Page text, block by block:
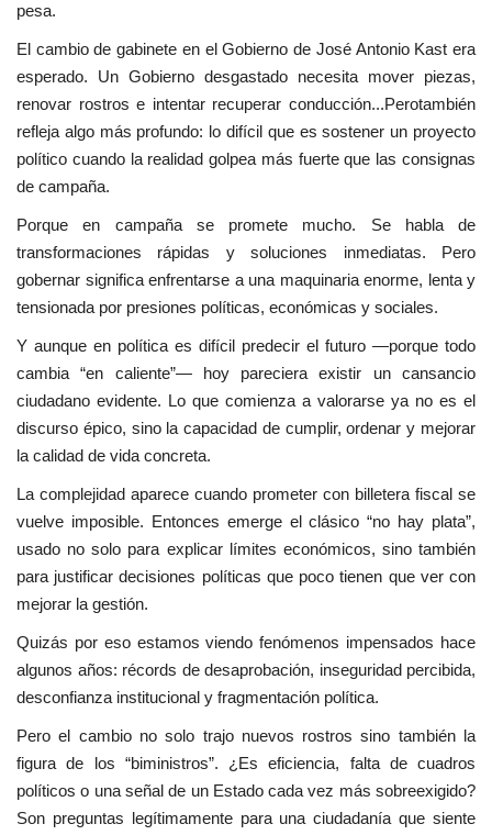
pesa.
El cambio de gabinete en el Gobierno de José Antonio Kast era
esperado. Un Gobierno desgastado necesita mover piezas,
renovar rostros e intentar recuperar conducción...Perotambién
refleja algo más profundo: lo difícil que es sostener un proyecto
político cuando la realidad golpea más fuerte que las consignas
de campaña.
Porque en campaña se promete mucho. Se habla de
transformaciones rápidas y soluciones inmediatas. Pero
gobernar significa enfrentarse a una maquinaria enorme, lenta y
tensionada por presiones políticas, económicas y sociales.
Y aunque en política es difícil predecir el futuro —porque todo
cambia “en caliente”— hoy pareciera existir un cansancio
ciudadano evidente. Lo que comienza a valorarse ya no es el
discurso épico, sino la capacidad de cumplir, ordenar y mejorar
la calidad de vida concreta.
La complejidad aparece cuando prometer con billetera fiscal se
vuelve imposible. Entonces emerge el clásico “no hay plata”,
usado no solo para explicar límites económicos, sino también
para justificar decisiones políticas que poco tienen que ver con
mejorar la gestión.
Quizás por eso estamos viendo fenómenos impensados hace
algunos años: récords de desaprobación, inseguridad percibida,
desconfianza institucional y fragmentación política.
Pero el cambio no solo trajo nuevos rostros sino también la
figura de los “biministros”. ¿Es eficiencia, falta de cuadros
políticos o una señal de un Estado cada vez más sobreexigido?
Son preguntas legítimamente para una ciudadanía que siente